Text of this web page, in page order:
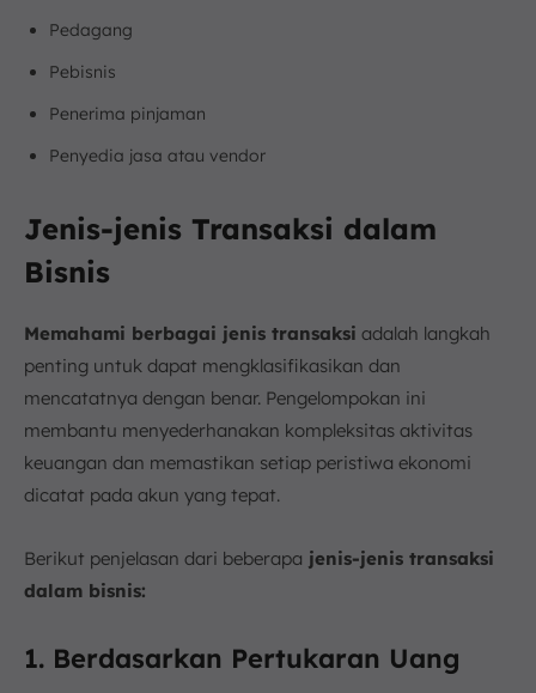
Pedagang
Pebisnis
Penerima pinjaman
Penyedia jasa atau vendor
Jenis-jenis Transaksi dalam
Bisnis
Memahami berbagai jenis transaksi adalah langkah
penting untuk dapat mengklasifikasikan dan
mencatatnya dengan benar. Pengelompokan ini
membantu menyederhanakan kompleksitas aktivitas
keuangan dan memastikan setiap peristiwa ekonomi
dicatat pada akun yang tepat.
Berikut penjelasan dari beberapa jenis-jenis transaksi
dalam bisnis:
1. Berdasarkan Pertukaran Uang